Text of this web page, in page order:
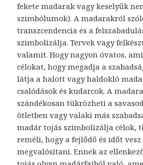
fekete madarak vagy keselyűk
szimbólumok). A madarakról
transzcendencia és a
szimbolizálja. Tervek vagy
valamit. Hogy nagyon óvatos,
célokat, hogy megadja a
látja a halott vagy haldokló
csalódások és kudarcok. A
szándékosan tükrözheti a
ötletben vagy valaki más
madár tojás szimbolizálja célok,
reméli, hogy a fejlődő és időt
megvalósítani. Ennek az